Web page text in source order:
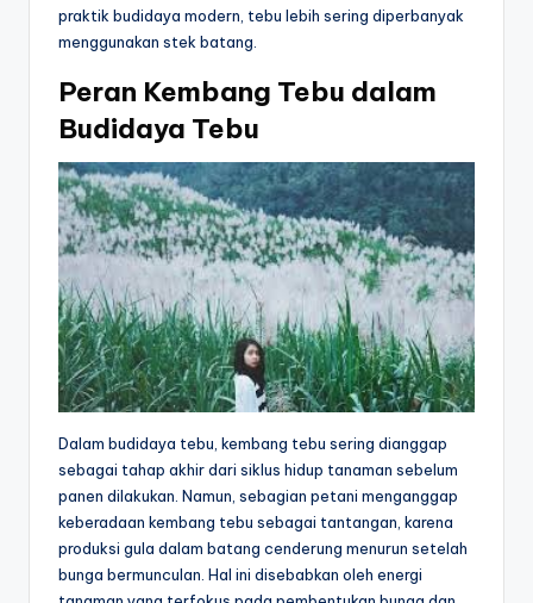
praktik budidaya modern, tebu lebih sering diperbanyak
menggunakan stek batang.
Peran Kembang Tebu dalam
Budidaya Tebu
Dalam budidaya tebu, kembang tebu sering dianggap
sebagai tahap akhir dari siklus hidup tanaman sebelum
panen dilakukan. Namun, sebagian petani menganggap
keberadaan kembang tebu sebagai tantangan, karena
produksi gula dalam batang cenderung menurun setelah
bunga bermunculan. Hal ini disebabkan oleh energi